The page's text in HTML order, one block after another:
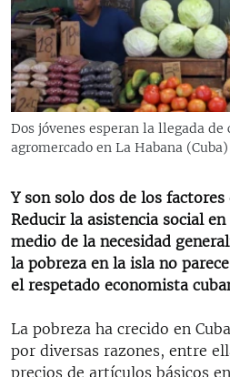
RADIO MARTÍ
ESPECIALES
ESPECIALES
LA REALIDAD DE LA VIVIENDA
SER VIEJO EN CUBA
LOS SANTOS DE HIALEAH
DESINFORMACIÓN RUSA EN
LA INVASIÓN DE RUSIA A UCRANIA
MULTIMEDIA
EDITORIALES
Dos jóvenes esperan la llegada de
agromercado en La Habana (Cuba)
Y son solo dos de los
Reducir la asistencia social
medio de la necesidad
la pobreza en la isla no
el respetado economista
La pobreza ha crecido en
por diversas razones, entre
precios de artículos básicos